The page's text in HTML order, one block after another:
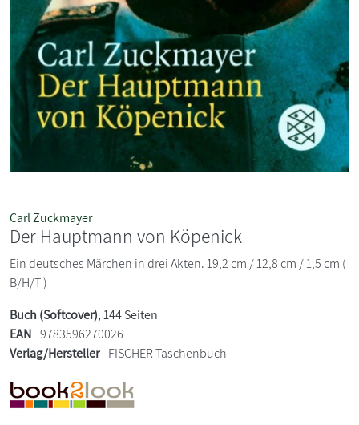
Carl Zuckmayer
Der Hauptmann von Köpenick
Ein deutsches Märchen in drei Akten. 19,2 cm / 12,8 cm / 1,5 cm (
B/H/T )
Buch (Softcover), 144 Seiten
EAN 9783596270026
Verlag/Hersteller FISCHER Taschenbuch